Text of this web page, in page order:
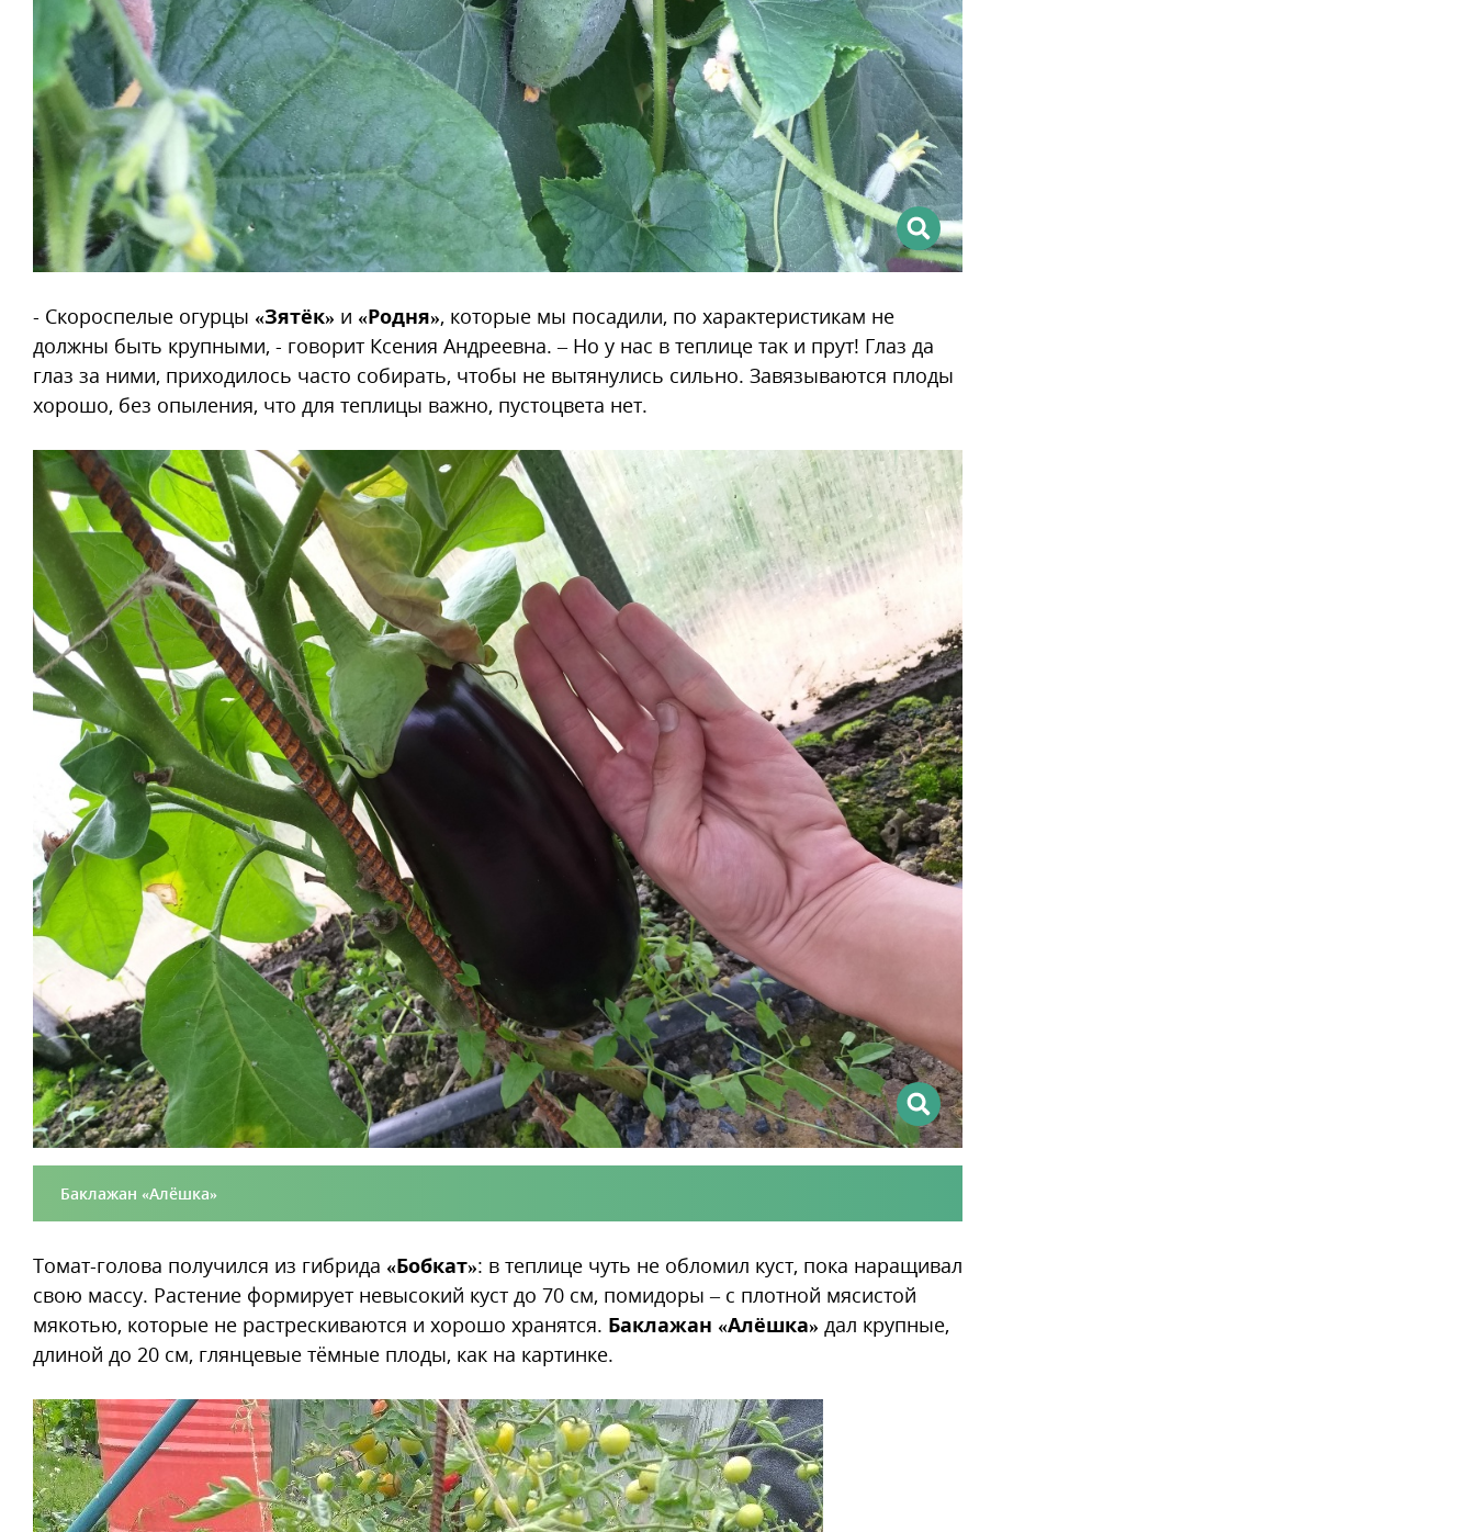
- Скороспелые огурцы «Зятёк» и «Родня», которые мы посадили, по характеристикам не
должны быть крупными, - говорит Ксения Андреевна. – Но у нас в теплице так и прут! Глаз да
глаз за ними, приходилось часто собирать, чтобы не вытянулись сильно. Завязываются плоды
хорошо, без опыления, что для теплицы важно, пустоцвета нет.
Баклажан «Алёшка»
Томат-голова получился из гибрида «Бобкат»: в теплице чуть не обломил куст, пока наращивал
свою массу. Растение формирует невысокий куст до 70 см, помидоры – с плотной мясистой
мякотью, которые не растрескиваются и хорошо хранятся. Баклажан «Алёшка» дал крупные,
длиной до 20 см, глянцевые тёмные плоды, как на картинке.